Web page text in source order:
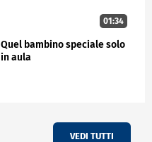
01:34
Quel bambino speciale solo
in aula
VEDI TUTTI